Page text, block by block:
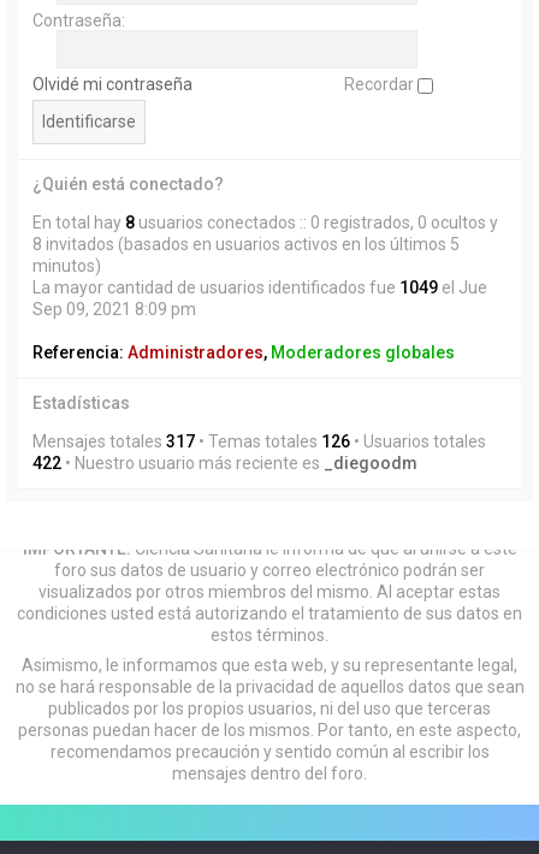
Contraseña:
Olvidé mi contraseña Recordar
¿Quién está conectado?
En total hay 8 usuarios conectados :: 0 registrados, 0 ocultos y
8 invitados (basados en usuarios activos en los últimos 5
minutos)
La mayor cantidad de usuarios identificados fue 1049 el Jue
Sep 09, 2021 8:09 pm
Referencia: Administradores, Moderadores globales
Estadísticas
Mensajes totales 317 • Temas totales 126 • Usuarios totales
422 • Nuestro usuario más reciente es _diegoodm
IMPORTANTE: Ciencia Sanitaria le informa de que al unirse a este
foro sus datos de usuario y correo electrónico podrán ser
visualizados por otros miembros del mismo. Al aceptar estas
condiciones usted está autorizando el tratamiento de sus datos en
estos términos.
Asimismo, le informamos que esta web, y su representante legal,
no se hará responsable de la privacidad de aquellos datos que sean
publicados por los propios usuarios, ni del uso que terceras
personas puedan hacer de los mismos. Por tanto, en este aspecto,
recomendamos precaución y sentido común al escribir los
mensajes dentro del foro.